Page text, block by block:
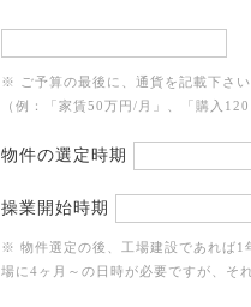
※ ご予算の最後に、通貨を記載下さ
（例：「家賃50万円/月」、「購入
物件の選定時期
操業開始時期
※ 物件選定の後、工場建設であれば1
場に4ヶ月～の日時が必要ですが、そ